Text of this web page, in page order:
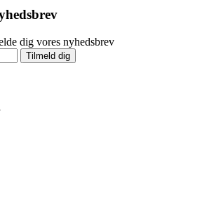
dig vores nyhedsbrev
Tilmeld dig